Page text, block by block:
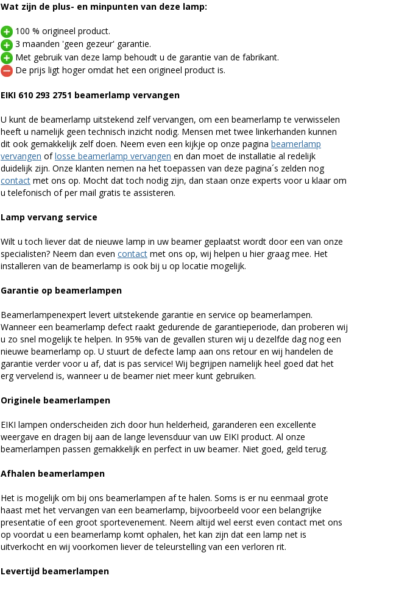
Wat zijn de plus- en minpunten van deze lamp:
100 % origineel product.
3 maanden 'geen gezeur' garantie.
Met gebruik van deze lamp behoudt u de garantie van de fabrikant.
De prijs ligt hoger omdat het een origineel product is.
EIKI 610 293 2751 beamerlamp vervangen
U kunt de beamerlamp uitstekend zelf vervangen, om een beamerlamp te verwisselen
heeft u namelijk geen technisch inzicht nodig. Mensen met twee linkerhanden kunnen
dit ook gemakkelijk zelf doen. Neem even een kijkje op onze pagina beamerlamp
vervangen oflosse beamerlamp vervangen en dan moet de installatie al redelijk
duidelijk zijn. Onze klanten nemen na het toepassen van deze pagina´s zelden nog
contact met ons op. Mocht dat toch nodig zijn, dan staan onze experts voor u klaar om
u telefonisch of per mail gratis te assisteren.
Lamp vervang service
Wilt u toch liever dat de nieuwe lamp in uw beamer geplaatst wordt door een van onze
specialisten? Neem dan even contact met ons op, wij helpen u hier graag mee. Het
installeren van de beamerlamp is ook bij u op locatie mogelijk.
Garantie op beamerlampen
Beamerlampenexpert levert uitstekende garantie en service op beamerlampen.
Wanneer een beamerlamp defect raakt gedurende de garantieperiode, dan proberen wij
u zo snel mogelijk te helpen. In 95% van de gevallen sturen wij u dezelfde dag nog een
nieuwe beamerlamp op. U stuurt de defecte lamp aan ons retour en wij handelen de
garantie verder voor u af, dat is pas service! Wij begrijpen namelijk heel goed dat het
erg vervelend is, wanneer u de beamer niet meer kunt gebruiken.
Originele beamerlampen
EIKI lampen onderscheiden zich door hun helderheid, garanderen een excellente
weergave en dragen bij aan de lange levensduur van uw EIKI product. Al onze
beamerlampen passen gemakkelijk en perfect in uw beamer. Niet goed, geld terug.
Afhalen beamerlampen
Het is mogelijk om bij ons beamerlampen af te halen. Soms is er nu eenmaal grote
haast met het vervangen van een beamerlamp, bijvoorbeeld voor een belangrijke
presentatie of een groot sportevenement. Neem altijd wel eerst even contact met ons
op voordat u een beamerlamp komt ophalen, het kan zijn dat een lamp net is
uitverkocht en wij voorkomen liever de teleurstelling van een verloren rit.
Levertijd beamerlampen